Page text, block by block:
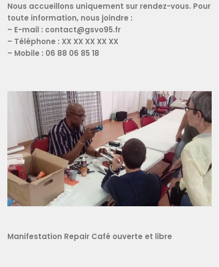
Nous accueillons uniquement sur rendez-vous. Pour
toute information, nous joindre :
– E-mail : contact@gsvo95.fr
– Téléphone : XX XX XX XX XX
– Mobile : 06 88 06 85 18
Manifestation Repair Café ouverte et libre